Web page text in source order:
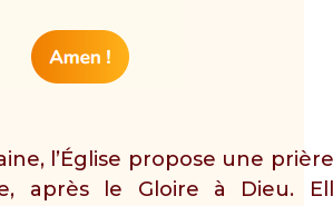
l’Église propose une
après le Gloire à Dieu.